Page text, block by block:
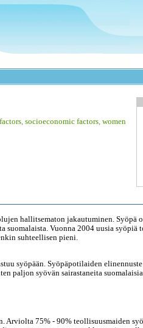
socioeconomic factors women
hallitsematon jakautuminen. Syöpä
suomalaista. Vuonna 2004 uusia
suhteellisen pieni.
syöpään. Syöpäpotilaiden
paljon syövän sairastaneita
75% - 90% teollisuusmaiden